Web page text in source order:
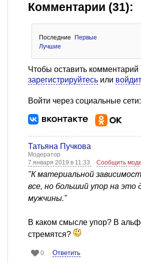
Комментарии (31):
Последние
Первые
Лучшие
Чтобы оставить комментарий
зарегистрируйтесь или
Войти через социальные сети:
Татьяна Пучкова
Модератор
7 января 2019 в 11:33
Сообщить
"К материальной
все, но больший упор на это
мужчины."
В каком смысле упор? В
стремятся?
0 Ответить